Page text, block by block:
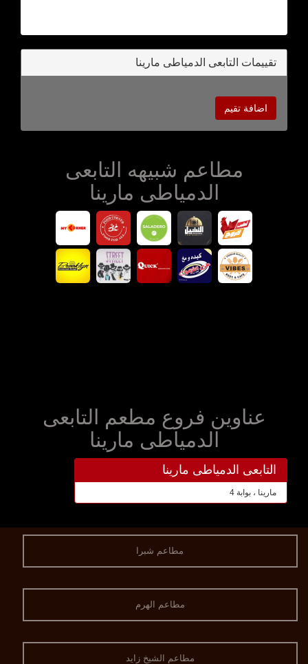
تقييمات التابعى الدمياطى مارينا
اضافة تقيم
مطاعم شبيهه التابعى
الدمياطى مارينا
عناوين فروع مطعم التابعى
الدمياطى مارينا
التابعى الدمياطى مارينا
مارينا ، بوابة 4
مطاعم شبرا
مطاعم الهرم
مطاعم الشيخ زايد